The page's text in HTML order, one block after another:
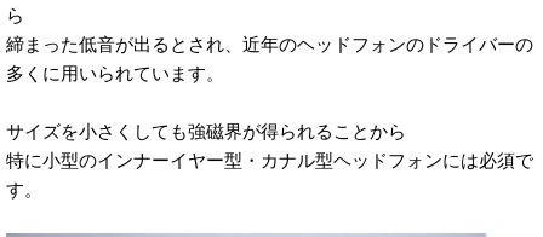
ら
締まった低音が出るとされ、近年のヘッドフォンのドライバーの
多くに用いられています。
サイズを小さくしても強磁界が得られることから
特に小型のインナーイヤー型・カナル型ヘッドフォンには必須で
す。